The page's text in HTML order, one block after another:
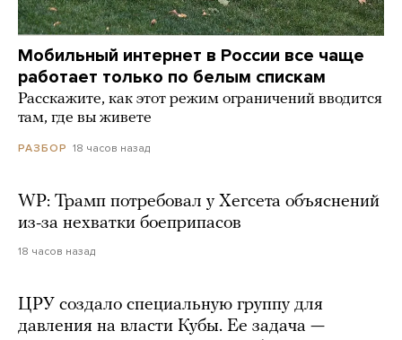
Мобильный интернет в России все чаще
работает только по белым спискам
Расскажите, как этот режим ограничений вводится
там, где вы живете
РАЗБОР 18 часов назад
WP: Трамп потребовал у Хегсета объяснений
из-за нехватки боеприпасов
18 часов назад
ЦРУ создало специальную группу для
давления на власти Кубы. Ее задача —